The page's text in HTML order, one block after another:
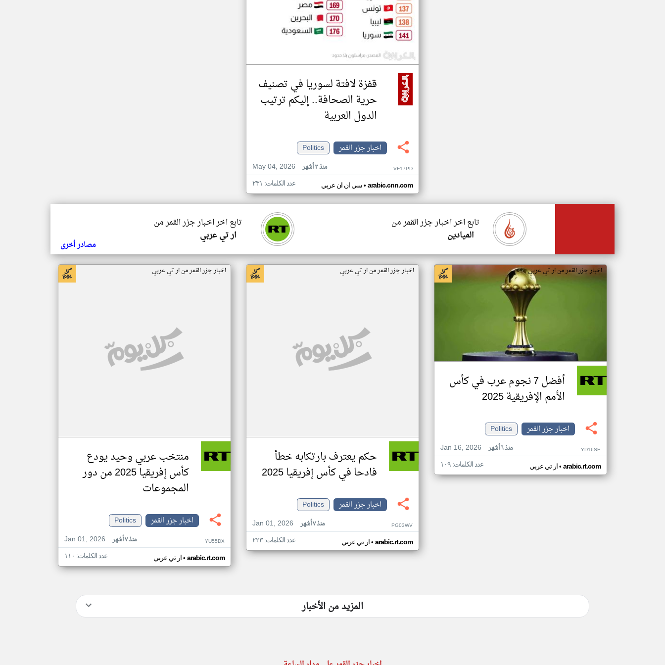
قفزة لافتة لسوريا في تصنيف
حرية الصحافة.. إليكم ترتيب
الدول العربية
اخبار جزر القمر
Politics
May 04, 2026
منذ ٣ أشهر VF17PD
سي ان ان عربي• arabic.cnn.com عدد الكلمات: ٢٣١
تابع اخر اخبار جزر القمر من
ار تي عربي
تابع اخر اخبار جزر القمر من
الميادين
مصادر أخرى
اخبار جزر القمر من ار تي عربي
أفضل 7 نجوم عرب في كأس
الأمم الإفريقية 2025
اخبار جزر القمر
Politics
Jan 16, 2026
منذ ٦ أشهر YD16SE
ار تي عربي• arabic.rt.com عدد الكلمات: ١٠٩
اخبار جزر القمر من ار تي عربي
حكم يعترف بارتكابه خطأ
فادحا في كأس إفريقيا 2025
اخبار جزر القمر
Politics
Jan 01, 2026
منذ ٧ أشهر PG03WV
ار تي عربي• arabic.rt.com عدد الكلمات: ٢٢٣
اخبار جزر القمر من ار تي عربي
منتخب عربي وحيد يودع
كأس إفريقيا 2025 من دور
المجموعات
اخبار جزر القمر
Politics
Jan 01, 2026
منذ ٧ أشهر YU55DX
ار تي عربي• arabic.rt.com عدد الكلمات: ١١٠
المزيد من الأخبار